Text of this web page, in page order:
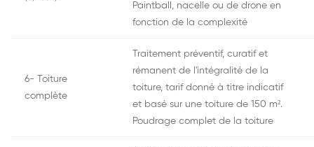
Paintball, nacelle ou de drone en
fonction de la complexité
6- Toiture
complète
Traitement préventif, curatif et
rémanent de l'intégralité de la
toiture, tarif donné à titre indicatif
et basé sur une toiture de 150 m².
Poudrage complet de la toiture